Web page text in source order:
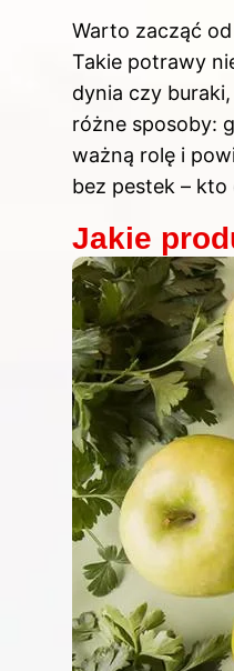
Warto zacząć
Takie potrawy
dynia czy
różne sposoby:
ważną rolę i
bez pestek – kto
Jakie